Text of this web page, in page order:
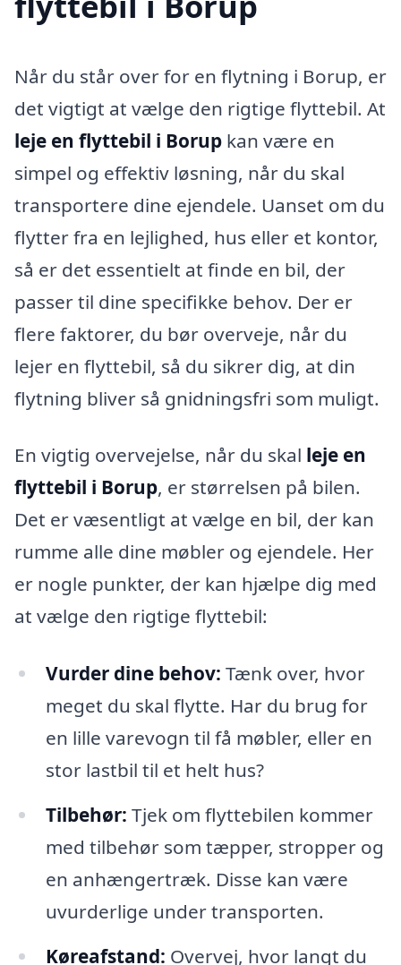
Når du står over for en flytning i Borup, er
det vigtigt at vælge den rigtige flyttebil. At
leje en flyttebil i Borup kan være en
simpel og effektiv løsning, når du skal
transportere dine ejendele. Uanset om du
flytter fra en lejlighed, hus eller et kontor,
så er det essentielt at finde en bil, der
passer til dine specifikke behov. Der er
flere faktorer, du bør overveje, når du
lejer en flyttebil, så du sikrer dig, at din
flytning bliver så gnidningsfri som muligt.
En vigtig overvejelse, når du skal leje en
flyttebil i Borup, er størrelsen på bilen.
Det er væsentligt at vælge en bil, der kan
rumme alle dine møbler og ejendele. Her
er nogle punkter, der kan hjælpe dig med
at vælge den rigtige flyttebil:
Vurder dine behov: Tænk over, hvor
meget du skal flytte. Har du brug for
en lille varevogn til få møbler, eller en
stor lastbil til et helt hus?
Tilbehør: Tjek om flyttebilen kommer
med tilbehør som tæpper, stropper og
en anhængertræk. Disse kan være
uvurderlige under transporten.
Køreafstand: Overvej, hvor langt du